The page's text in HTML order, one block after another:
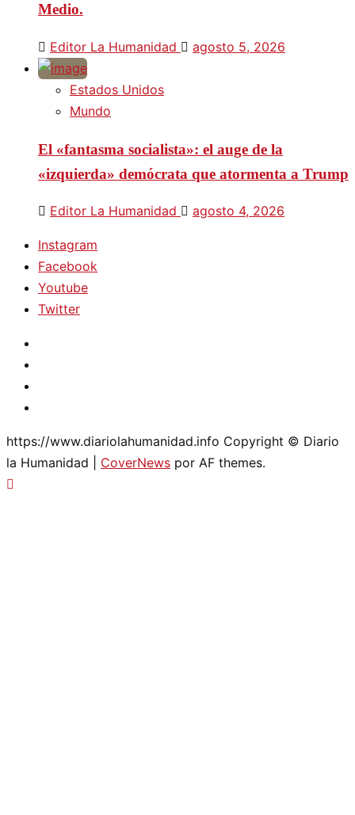
Medio.
Editor La Humanidad agosto 5, 2026
Estados Unidos
Mundo
El «fantasma socialista»: el auge de la
«izquierda» demócrata que atormenta a Trump
Editor La Humanidad agosto 4, 2026
Instagram
Facebook
Youtube
Twitter
https://www.diariolahumanidad.info Copyright © Diario
la Humanidad
CoverNews por AF themes.